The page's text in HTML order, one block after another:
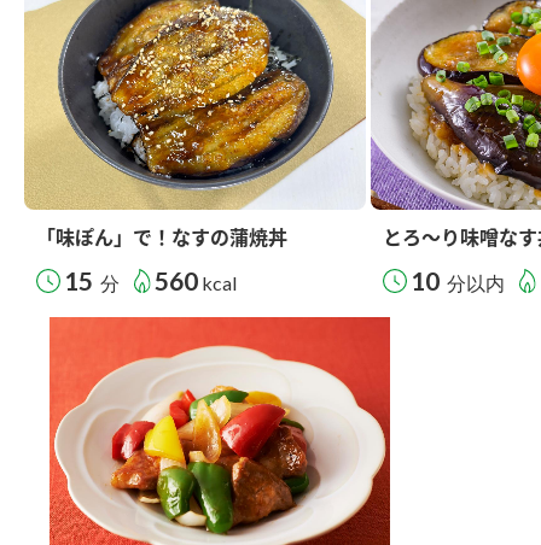
「味ぽん」で！なすの蒲焼丼
15 分 560 kcal
とろ～り味噌な
10 分以内